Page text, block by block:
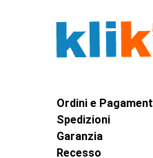
Ordini e
Spedizioni
Garanzia
Recesso